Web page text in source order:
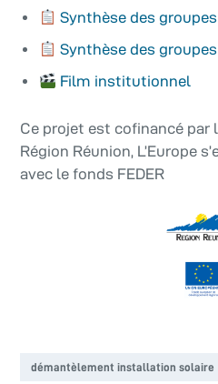
Synthèse des
Synthèse des
Film institutionnel
Ce projet est cofinancé par
Région Réunion, L’Europe
avec le fonds FEDER
démantèlement installation solaire